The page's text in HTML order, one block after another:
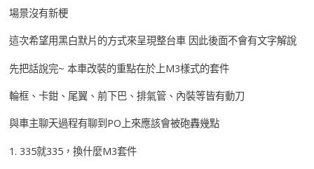
場景沒有新梗
這次希望用黑白默片的方式來呈現整台車 因此後面不會有文字解說
先把話說完~ 本車改裝的重點在於上M3樣式的套件
輪框、卡鉗、尾翼、前下巴、排氣管、內裝等皆有動刀
與車主聊天過程有聊到PO上來應該會被砲轟幾點
1. 335就335，換什麼M3套件